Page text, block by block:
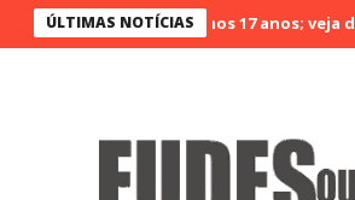
ÚLTIMAS NOTÍCIAS
violento nos últimos 17 anos; veja dados